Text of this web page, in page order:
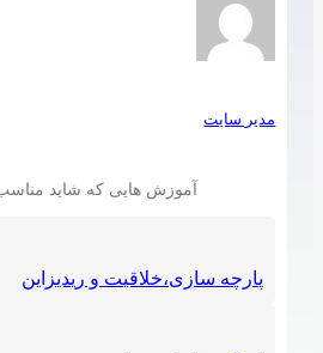
مدیر سایت
آموزش هایی که شاید
پارچه سازی،خلاقیت و ریدیزاین